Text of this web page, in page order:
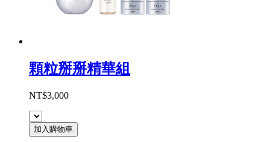
顆粒掰掰精華組
NT$3,000
加入購物車